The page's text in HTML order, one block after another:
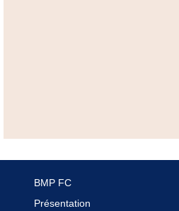
BMP FC
Présentation